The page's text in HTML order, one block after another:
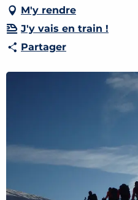
M'y rendre
J'y vais en train !
Partager